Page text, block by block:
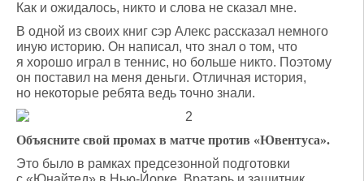
Как и ожидалось, никто и слова не сказал мне.
В одной из своих книг сэр Алекс рассказал немного
иную историю. Он написал, что знал о том, что
я хорошо играл в теннис, но больше никто. Поэтому
он поставил на меня деньги. Отличная история,
но некоторые ребята ведь точно знали.
Объясните свой промах в матче против «Ювентуса».
Это было в рамках предсезонной подготовки